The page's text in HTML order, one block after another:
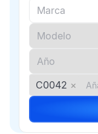
C0042 ×